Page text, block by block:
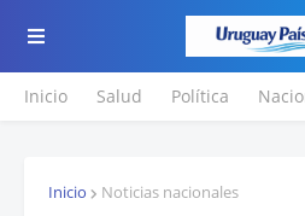
Inicio Salud Política
Inicio Noticias nacionales